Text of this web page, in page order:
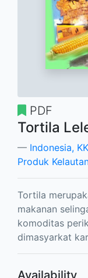
PDF
Tortila
Indonesia,
Produk
Tortila
makanan
komoditas
dimasyarkat
Availability